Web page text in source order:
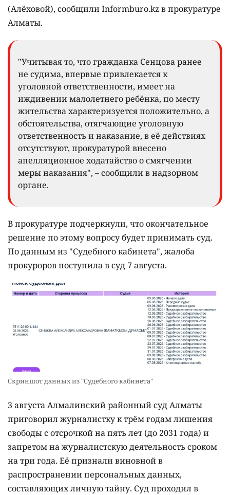
(Алёховой), сообщили Informburo.kz в прокуратуре
Алматы.
"Учитывая то, что гражданка Сенцова ранее
не судима, впервые привлекается к
уголовной ответственности, имеет на
иждивении малолетнего ребёнка, по месту
жительства характеризуется положительно, а
обстоятельства, отягчающие уголовную
ответственность и наказание, в её действиях
отсутствуют, прокуратурой внесено
апелляционное ходатайство о смягчении
меры наказания", – сообщили в надзорном
органе.
В прокуратуре подчеркнули, что окончательное
решение по этому вопросу будет принимать суд.
По данным из "Судебного кабинета", жалоба
прокуроров поступила в суд 7 августа.
Скриншот данных из "Судебного кабинета"
3 августа Алмалинский районный суд Алматы
приговорил журналистку к трём годам лишения
свободы с отсрочкой на пять лет (до 2031 года) и
запретом на журналистскую деятельность сроком
на три года. Её признали виновной в
распространении персональных данных,
составляющих личную тайну. Суд проходил в